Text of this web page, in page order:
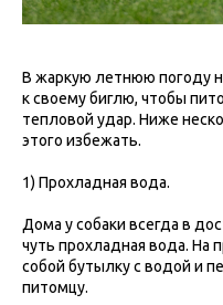
В жаркую летнюю погоду
к своему биглю, чтобы
тепловой удар. Ниже
этого избежать.
1) Прохладная вода.
Дома у собаки всегда в
чуть прохладная вода. На
собой бутылку с водой и
питомцу.